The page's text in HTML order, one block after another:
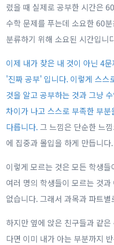
렸을 때 실제로 공부한 시간은
수학 문제를 푸는데 소요한 60
분류하기 위해 소요된 시간입니
이제 내가 찾은 내 것이 아닌 4
'진짜 공부' 입니다. 이렇게 스스
것을 알고 공부하는 것과 그냥
차이가 나고 스스로 부족한 부
다릅니다. 그 느낌은 단순한 느
에 집중과 몰입을 하게 만듭니다.
이렇게 모르는 것은 모든 학생
여러 명의 학생들이 모르는 것
없습니다. 그래서 과목과 파트
하지만 옆에 앉은 친구들과 같
다면 이미 내가 아는 부분까지